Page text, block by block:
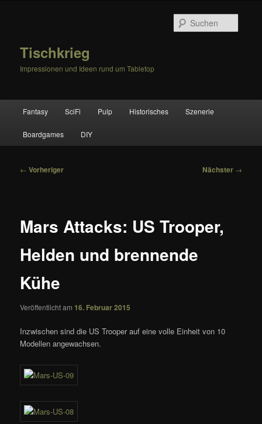
Tischkrieg
Impressionen und Ideen rund um Tabletop
Fantasy SciFi Pulp Historisches Szenerie
Boardgames DIY
Beitragsnavigation
← Vorheriger Nächster →
Mars Attacks: US Trooper,
Helden und brennende
Kühe
Veröffentlicht am 16. Februar 2015
Inzwischen sind die US Trooper auf eine volle Einheit von 10
Modellen angewachsen.